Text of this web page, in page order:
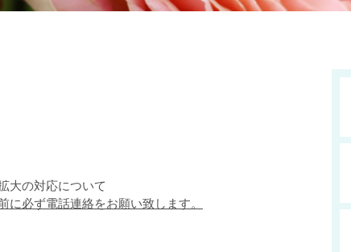
大の対応について
に必ず電話連絡をお願い致します。